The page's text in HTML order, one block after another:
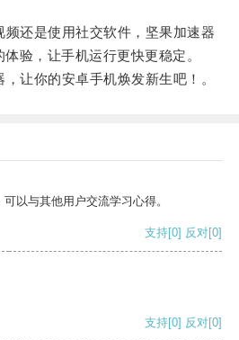
还是使用社交软件，坚果加速器
验，让手机运行更快更稳定。
你的安卓手机焕发新生吧！。
以与其他用户交流学习心得。
支持[0] 反对[0]
支持[0] 反对[0]